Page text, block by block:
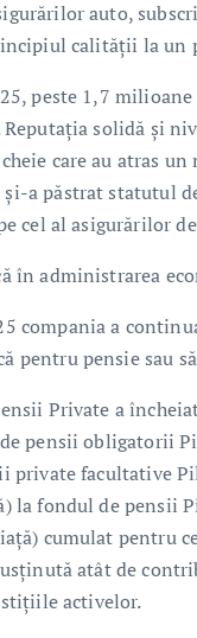
auto,
calității la un
peste 1,7
solidă și
care au atras
și-a păstrat statutul
cel al asigurărilor
în administrarea
compania a
pentru pensie sau
Private a
pensii obligatorii
private facultative
la fondul de pensii
cumulat pentru
atât de
activelor.